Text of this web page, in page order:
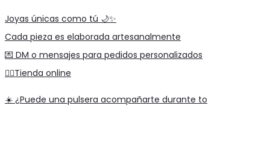
Joyas únicas como tú 🌙✨
Cada pieza es elaborada artesanalmente
💌 DM o mensajes para pedidos personalizados
👇🏼Tienda online
☀️ ¿Puede una pulsera acompañarte durante to